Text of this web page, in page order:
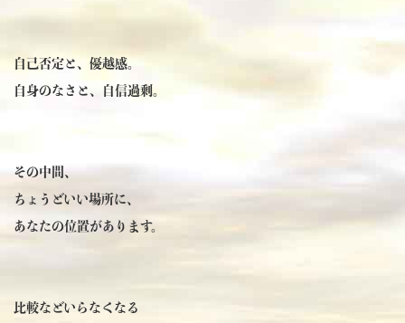
自己否定と、優越感。
自身のなさと、自信過剰。
その中間、
ちょうどいい場所に、
あなたの位置があります。
比較などいらなくなる